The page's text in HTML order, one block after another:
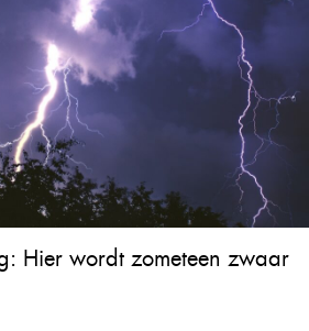
Hier wordt zometeen zwaar